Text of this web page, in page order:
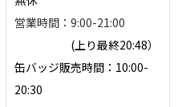
営業時間：9:00-21:00
(上り最終20:48）
缶バッジ販売時間：10:00-
20:30